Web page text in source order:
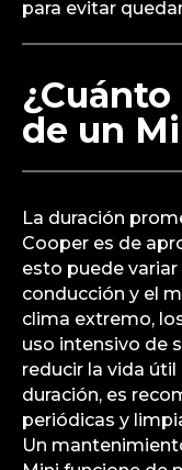
para evitar
de un
La duración
Cooper es de
esto puede
conducción y el
clima extremo,
uso intensivo de
reducir la vida
duración, es
periódicas y
Un